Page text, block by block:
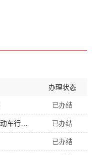
办理状态
已办结
已办结
已办结